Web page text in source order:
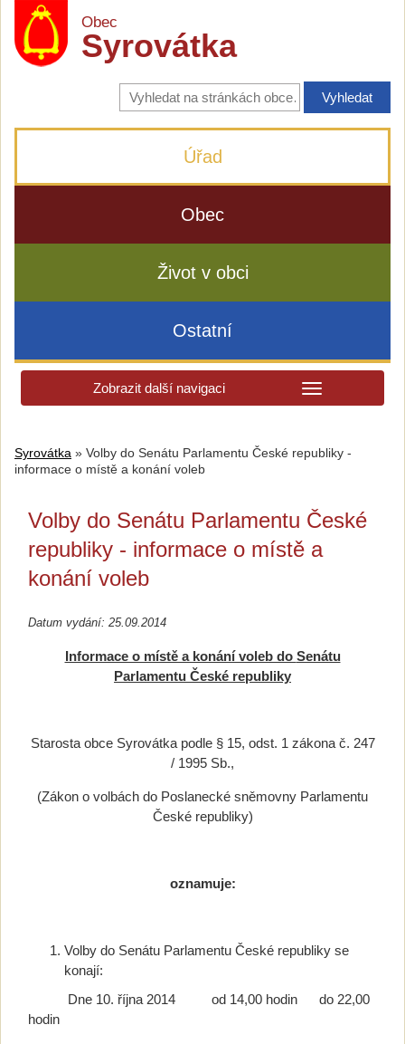
Obec
Syrovátka
Vyhledávání
na
stránkách
Úřad
Obec
Život v obci
Ostatní
Zobrazit další navigaci
Syrovátka » Volby do Senátu Parlamentu České republiky -
informace o místě a konání voleb
Volby do Senátu Parlamentu České
republiky - informace o místě a
konání voleb
Datum vydání: 25.09.2014
Informace o místě a konání voleb do Senátu
Parlamentu České republiky
Starosta obce Syrovátka podle § 15, odst. 1 zákona č. 247
/ 1995 Sb.,
(Zákon o volbách do Poslanecké sněmovny Parlamentu
České republiky)
oznamuje:
Volby do Senátu Parlamentu České republiky se
konají:
Dne 10. října 2014 od 14,00 hodin do 22,00
hodin